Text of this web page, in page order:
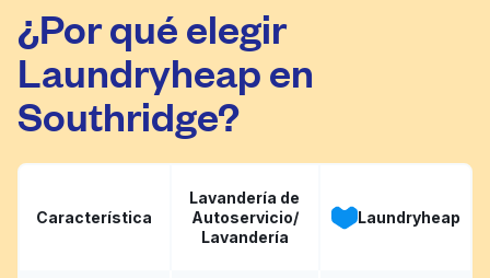
¿Por qué elegir
Laundryheap en
Southridge?
Característica
Lavandería de
Autoservicio/
Lavandería
Laundryheap